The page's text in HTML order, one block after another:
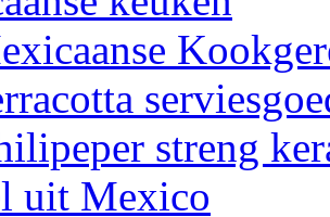
streng
uit Mexico